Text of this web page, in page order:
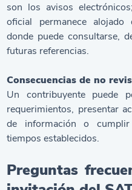
son los avisos
oficial permanece
donde puede consultarse,
futuras referencias.
Consecuencias de no
Un contribuyente puede
requerimientos, presentar
de información o
tiempos establecidos.
Preguntas